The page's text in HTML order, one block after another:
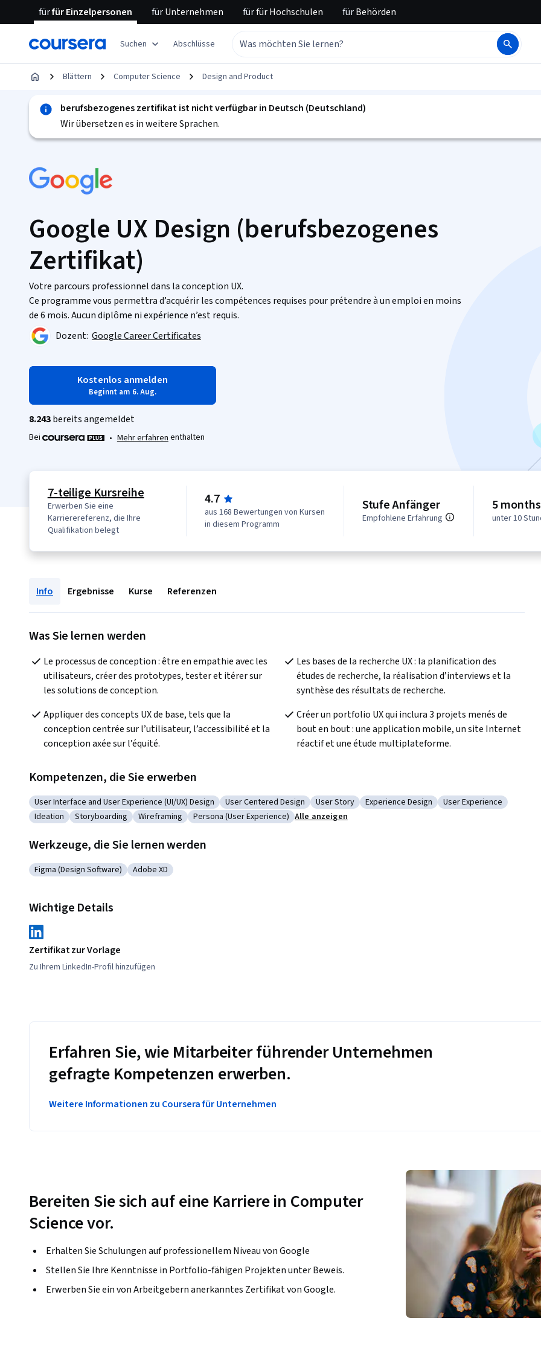
fürfür Einzelpersonen fürUnternehmen fürfür Hochschulen fürBehörden
Suchen Abschlüsse
Blättern Computer Science Design and Product
berufsbezogenes zertifikat ist nicht verfügbar in Deutsch (Deutschland)
Wir übersetzen es in weitere Sprachen.
Google UX Design (berufsbezogenes
Zertifikat)
Votre parcours professionnel dans la conception UX.
Ce programme vous permettra d’acquérir les compétences requises pour prétendre à un emploi en moins
de 6 mois. Aucun diplôme ni expérience n’est requis.
Dozent: Google Career Certificates
Kostenlos anmelden
Beginnt am 6. Aug.
8.243bereits angemeldet
Bei • Mehr erfahren enthalten
7-teilige Kursreihe
Erwerben Sie eine
Karrierereferenz, die Ihre
Qualifikation belegt
4.7
aus 168 Bewertungen von Kursen
in diesem Programm
Stufe Anfänger
Empfohlene Erfahrung
5
unter 10
Info Ergebnisse Kurse Referenzen
Was Sie lernen werden
Le processus de conception : être en empathie avec les
utilisateurs, créer des prototypes, tester et itérer sur
les solutions de conception.
Les bases de la recherche UX : la planification des
études de recherche, la réalisation d’interviews et la
synthèse des résultats de recherche.
Appliquer des concepts UX de base, tels que la
conception centrée sur l’utilisateur, l’accessibilité et la
conception axée sur l’équité.
Créer un portfolio UX qui inclura 3 projets menés de
bout en bout : une application mobile, un site Internet
réactif et une étude multiplateforme.
Kompetenzen, die Sie erwerben
Kategorie: User Interface and User Experience (UI/UX) Design
User Interface and User Experience (UI/UX) Design Kategorie: User Centered Design
User Centered Design Kategorie: User Story
User Story Kategorie: Experience Design
Experience Design Kategorie: User
User Experience
Kategorie: Ideation
Ideation Kategorie: Storyboarding
Storyboarding Kategorie: Wireframing
Wireframing Kategorie: Persona (User Experience)
Persona (User Experience) Alle anzeigen
Werkzeuge, die Sie lernen werden
Kategorie: Figma (Design Software)
Figma (Design Software) Kategorie: Adobe XD
Adobe XD
Wichtige Details
Zertifikat zur Vorlage
Zu Ihrem LinkedIn-Profil hinzufügen
Erfahren Sie, wie Mitarbeiter führender Unternehmen
gefragte Kompetenzen erwerben.
Weitere Informationen zu Coursera für Unternehmen
Bereiten Sie sich auf eine Karriere in Computer
Science vor.
Erhalten Sie Schulungen auf professionellem Niveau von Google
Stellen Sie Ihre Kenntnisse in Portfolio-fähigen Projekten unter Beweis.
Erwerben Sie ein von Arbeitgebern anerkanntes Zertifikat von Google.